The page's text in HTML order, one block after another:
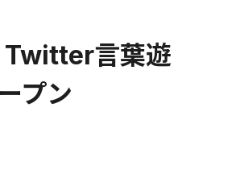
Twitter言葉遊
プン